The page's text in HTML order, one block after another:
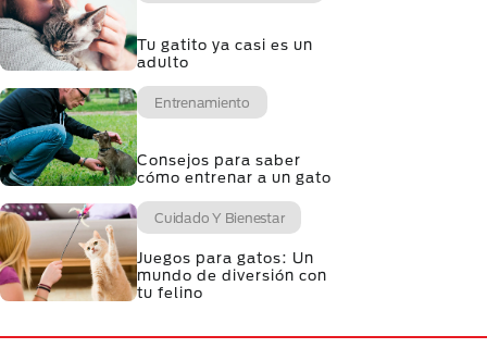
Tu gatito ya casi es un
adulto
Entrenamiento
Consejos para saber
cómo entrenar a un gato
Cuidado Y Bienestar
Juegos para gatos: Un
mundo de diversión con
tu felino